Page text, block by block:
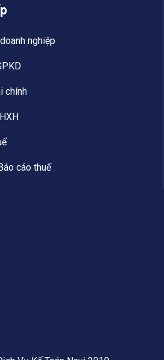
nghiệp
chính
cáo thuế